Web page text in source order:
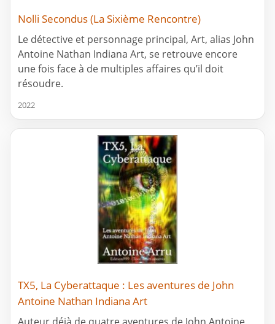
Nolli Secondus (La Sixième Rencontre)
Le détective et personnage principal, Art, alias John
Antoine Nathan Indiana Art, se retrouve encore
une fois face à de multiples affaires qu’il doit
résoudre.
2022
TX5, La Cyberattaque : Les aventures de John
Antoine Nathan Indiana Art